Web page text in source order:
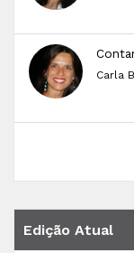
Carla
Edição Atual